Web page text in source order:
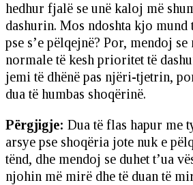
hedhur fjalë se unë kaloj më
dashurin. Mos ndoshta kjo mund
pse s’e pëlqejnë? Por, mendoj
normale të kesh prioritet të
jemi të dhënë pas njëri-tjetrin,
dua të humbas shoqërinë.
Përgjigje: Dua të flas hapur me
arsye pse shoqëria jote nuk e
tënd, dhe mendoj se duhet t’ua
njohin më mirë dhe të duan të